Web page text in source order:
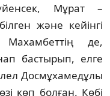
Мұрат –
және кейінгі
де,
бастырып, елге
Дос­мұ­хамедұлы
көп болған. Көбі